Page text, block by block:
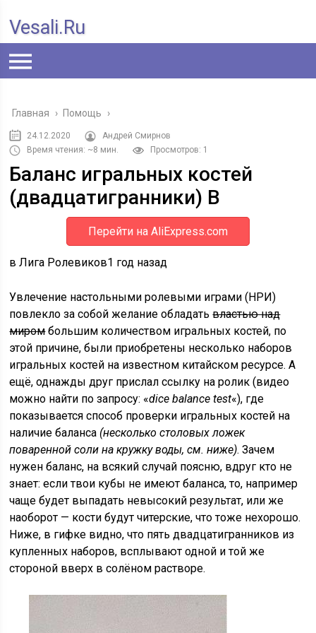
Vesali.ru
Главная › Помощь ›
24.12.2020
Андрей Смирнов
Время чтения: ~8 мин.
Просмотров: 1
Баланс игральных костей
(двадцатигранники) В
Перейти на AliExpress.com
в Лига Ролевиков1 год назад
Увлечение настольными ролевыми играми (НРИ)
повлекло за собой желание обладатьвластью над
миромбольшим количеством игральных костей, по
этой причине, были приобретены несколько наборов
игральных костей на известном китайском ресурсе. А
ещё, однажды друг прислал ссылку на ролик (видео
можно найти по запросу: «dice balance test«), где
показывается способ проверки игральных костей на
наличие баланса (несколько столовых ложек
поваренной соли на кружку воды, см. ниже). Зачем
нужен баланс, на всякий случай поясню, вдруг кто не
знает: если твои кубы не имеют баланса, то, например
чаще будет выпадать невысокий результат, или же
наоборот — кости будут читерские, что тоже нехорошо.
Ниже, в гифке видно, что пять двадцатигранников из
купленных наборов, всплывают одной и той же
стороной вверх в солёном растворе.